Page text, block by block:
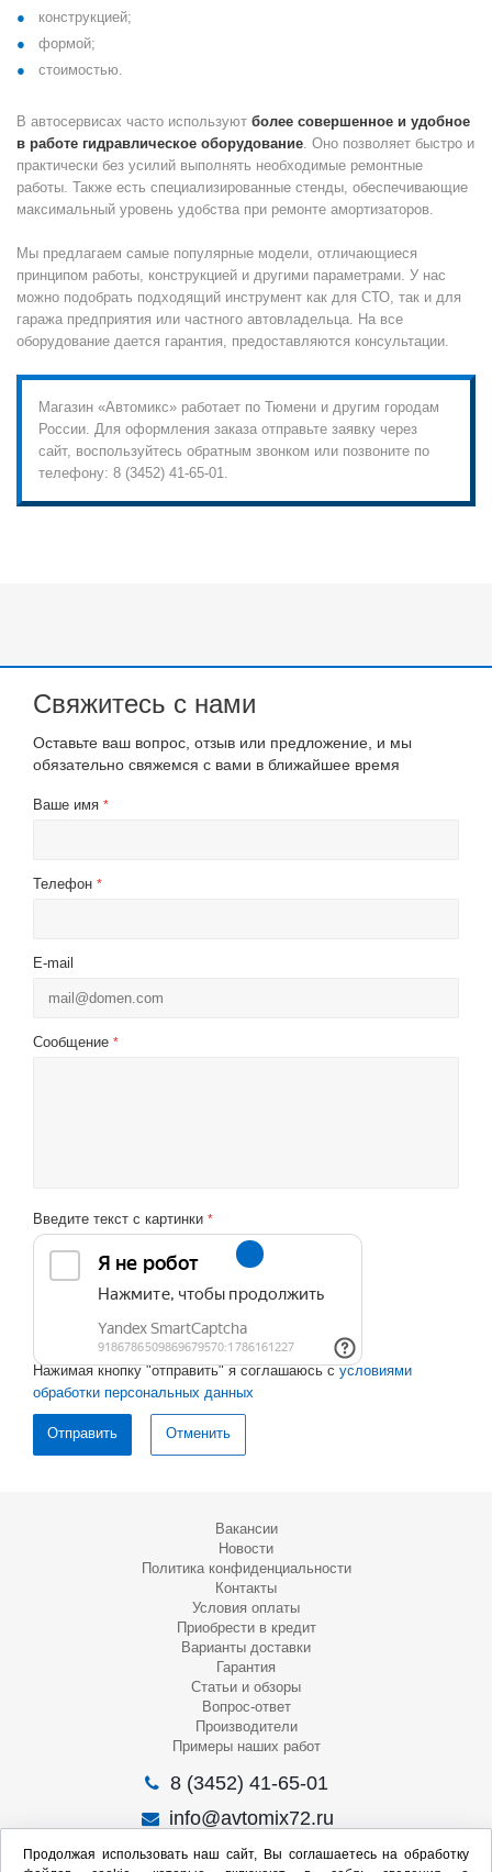
конструкцией;
формой;
стоимостью.
В автосервисах часто используют более совершенное и удобное
в работе гидравлическое оборудование. Оно позволяет быстро и
практически без усилий выполнять необходимые ремонтные
работы. Также есть специализированные стенды, обеспечивающие
максимальный уровень удобства при ремонте амортизаторов.
Мы предлагаем самые популярные модели, отличающиеся
принципом работы, конструкцией и другими параметрами. У нас
можно подобрать подходящий инструмент как для СТО, так и для
гаража предприятия или частного автовладельца. На все
оборудование дается гарантия, предоставляются консультации.
Магазин «Автомикс» работает по Тюмени и другим городам
России. Для оформления заказа отправьте заявку через
сайт, воспользуйтесь обратным звонком или позвоните по
телефону: 8 (3452) 41-65-01.
Свяжитесь с нами
Оставьте ваш вопрос, отзыв или предложение, и мы
обязательно свяжемся с вами в ближайшее время
Ваше имя *
Телефон *
E-mail
Сообщение *
Введите текст с картинки *
Нажимая кнопку "отправить" я соглашаюсь с условиями
обработки персональных данных
Отменить
Вакансии
Новости
Политика конфиденциальности
Контакты
Условия оплаты
Приобрести в кредит
Варианты доставки
Гарантия
Статьи и обзоры
Вопрос-ответ
Производители
Примеры наших работ
8 (3452) 41-65-01
info@avtomix72.ru
г. Тюмень, ул. 50 лет Октября, 120
Продолжая использовать наш сайт, Вы соглашаетесь на обработку